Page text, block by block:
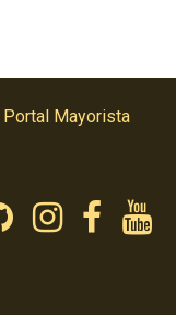
Portal Mayorista